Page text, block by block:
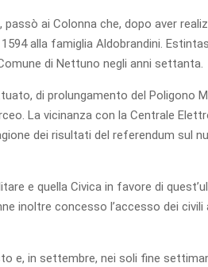
passò ai Colonna che, dopo aver
alla famiglia Aldobrandini.
di Nettuno negli anni settanta.
di prolungamento del Poligono
La vicinanza con la Centrale
dei risultati del referendum sul
e quella Civica in favore di
inoltre concesso l’accesso dei civili
e, in settembre, nei soli fine